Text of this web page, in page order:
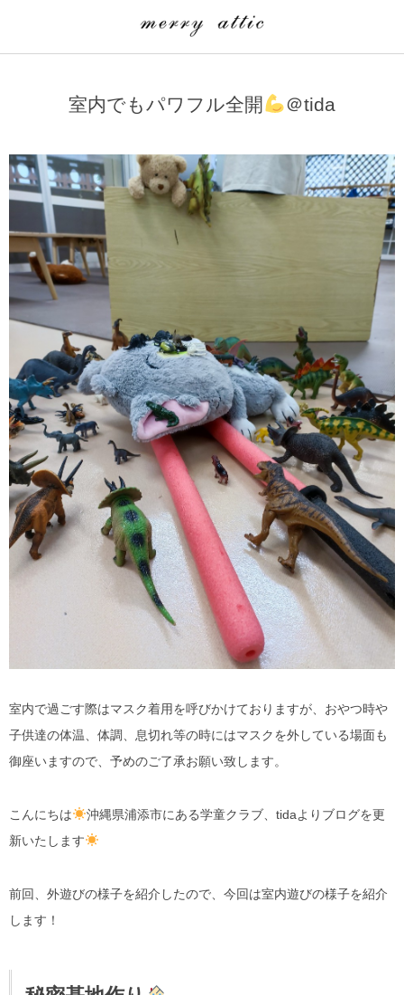
室内でもパワフル全開 ＠tida
室内で過ごす際はマスク着用を呼びかけておりますが、おやつ時や
子供達の体温、体調、息切れ等の時にはマスクを外している場面も
御座いますので、予めのご了承お願い致します。
こんにちは
沖縄県浦添市にある学童クラブ、tidaよりブログを更
新いたします
前回、外遊びの様子を紹介したので、今回は室内遊びの様子を紹介
します！
merry attic ミュージッククラス